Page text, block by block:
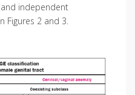
independent
Figures 2 and 3.